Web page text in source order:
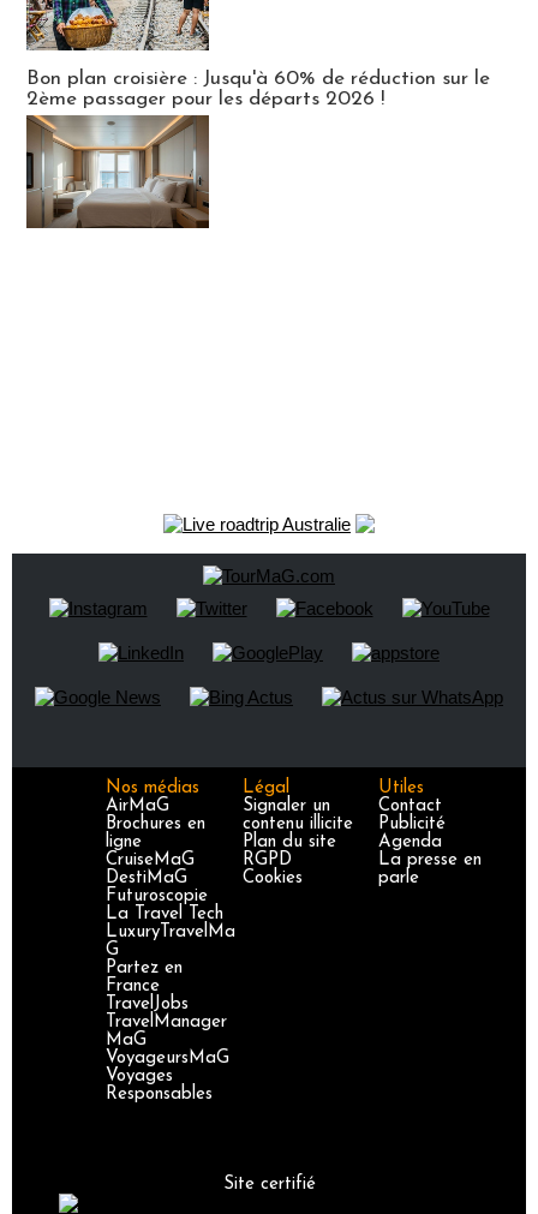
Bon plan croisière : Jusqu'à 60% de réduction sur le
2ème passager pour les départs 2026 !
Nos médias
AirMaG
Brochures en
ligne
CruiseMaG
DestiMaG
Futuroscopie
La Travel Tech
LuxuryTravelMa
G
Partez en
France
TravelJobs
TravelManager
MaG
VoyageursMaG
Voyages
Responsables
Légal
Signaler un
contenu illicite
Plan du site
RGPD
Cookies
Utiles
Contact
Publicité
Agenda
La presse en
parle
Site certifié